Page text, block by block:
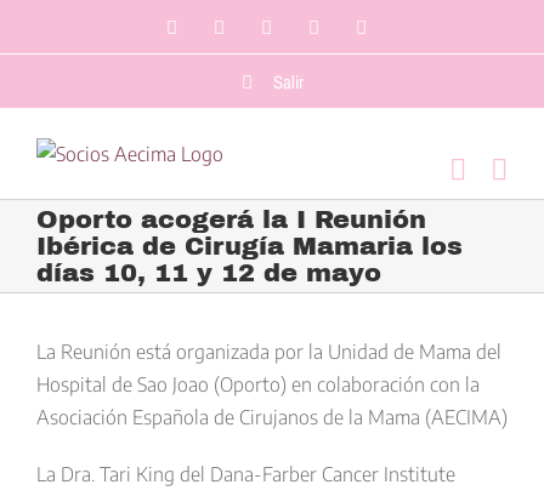
al
FacebookLinkedInTwitterYouTubeCorreo
Salir
Oporto acogerá la I Reunión
Ibérica de Cirugía Mamaria los
días 10, 11 y 12 de mayo
imagen
más
grande
La Reunión está organizada por la Unidad de Mama del
Hospital de Sao Joao (Oporto) en colaboración con la
Asociación Española de Cirujanos de la Mama (AECIMA)
La Dra. Tari King del Dana-Farber Cancer Institute